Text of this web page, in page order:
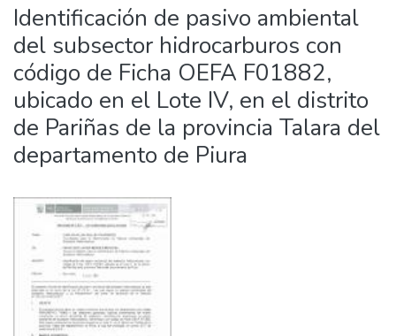
Estad. Externas
Guias ▾
Identificación de pasivo ambiental
del subsector hidrocarburos con
código de Ficha OEFA F01882,
ubicado en el Lote IV, en el distrito
de Pariñas de la provincia Talara del
departamento de Piura